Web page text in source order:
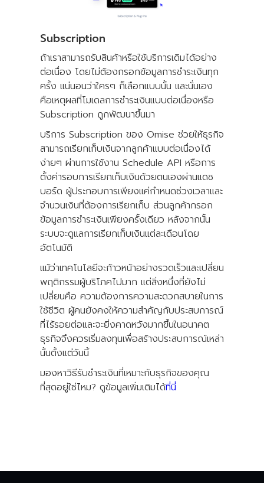
Subscription
ถ้าเราสามารถรับสินค้าหรือใช้บริการเดิมได้อย่าง
ต่อเนื่อง โดยไม่ต้องกรอกข้อมูลการชำระเงินทุก
ครั้ง แน่นอนว่าใครๆ ก็เลือกแบบนั้น และนั่นเอง
คือเหตุผลที่โมเดลการชำระเงินแบบต่อเนื่องหรือ
Subscription ถูกพัฒนาขึ้นมา
บริการ Subscription ของ Omise ช่วยให้ธุรกิจ
สามารถเรียกเก็บเงินจากลูกค้าแบบต่อเนื่องได้
ง่ายๆ ผ่านการใช้งาน Schedule API หรือการ
ตั้งค่ารอบการเรียกเก็บเงินด้วยตนเองผ่านแดช
บอร์ด ผู้ประกอบการเพียงแค่กำหนดช่วงเวลาและ
จำนวนเงินที่ต้องการเรียกเก็บ ส่วนลูกค้ากรอก
ข้อมูลการชำระเงินเพียงครั้งเดียว หลังจากนั้น
ระบบจะดูแลการเรียกเก็บเงินแต่ละเดือนโดย
อัตโนมัติ
แม้ว่าเทคโนโลยีจะก้าวหน้าอย่างรวดเร็วและเปลี่ยน
พฤติกรรมผู้บริโภคไปมาก แต่สิ่งหนึ่งที่ยังไม่
เปลี่ยนคือ ความต้องการความสะดวกสบายในการ
ใช้ชีวิต ผู้คนยังคงให้ความสำคัญกับประสบการณ์
ที่ไร้รอยต่อและจะยิ่งคาดหวังมากขึ้นในอนาคต
ธุรกิจจึงควรเริ่มลงทุนเพื่อสร้างประสบการณ์เหล่า
นั้นตั้งแต่วันนี้
มองหาวิธีรับชำระเงินที่เหมาะกับธุรกิจของคุณ
ที่สุดอยู่ใช่ไหม? ดูข้อมูลเพิ่มเติมได้ที่นี่